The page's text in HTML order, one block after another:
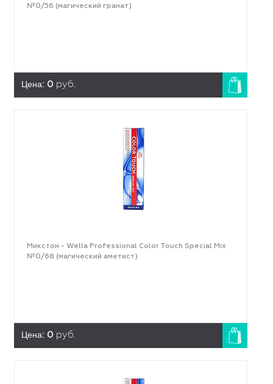
№0/56 (магический гранат)
Цена: 0 руб.
Микстон - Wella Professional Color Touch Special Mix
№0/68 (магический аметист)
Цена: 0 руб.